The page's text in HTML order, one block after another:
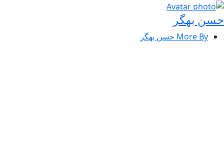
حسن بهگر
More By حسن بهگر